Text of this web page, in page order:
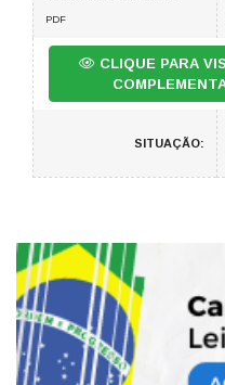
PDF
CLIQUE PARA
SITUAÇÃO: